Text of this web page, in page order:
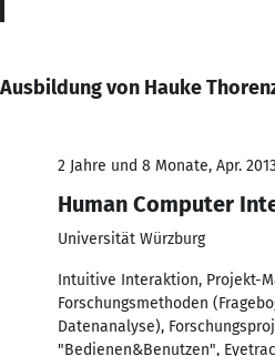
Ausbildung von Hauke
2 Jahre und 8 Monate, Apr.
Human Computer
Universität Würzburg
Intuitive Interaktion, Projekt-
Forschungsmethoden
Datenanalyse),
"Bedienen&Benutzen",